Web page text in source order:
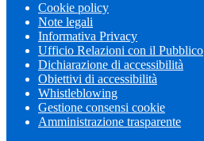
Cookie policy
Note legali
Informativa Privacy
Ufficio Relazioni con il Pubblico
Dichiarazione di accessibilità
Obiettivi di accessibilità
Whistleblowing
Gestione consensi cookie
Amministrazione trasparente